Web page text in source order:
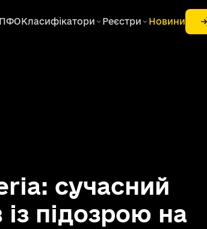
Класифікатори Реєстри Новини
сучасний
із підозрою на